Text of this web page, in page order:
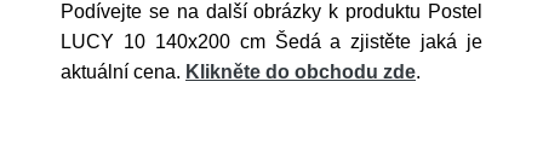
Podívejte se na další obrázky k produktu Postel
LUCY 10 140x200 cm Šedá a zjistěte jaká je
aktuální cena. Klikněte do obchodu zde.